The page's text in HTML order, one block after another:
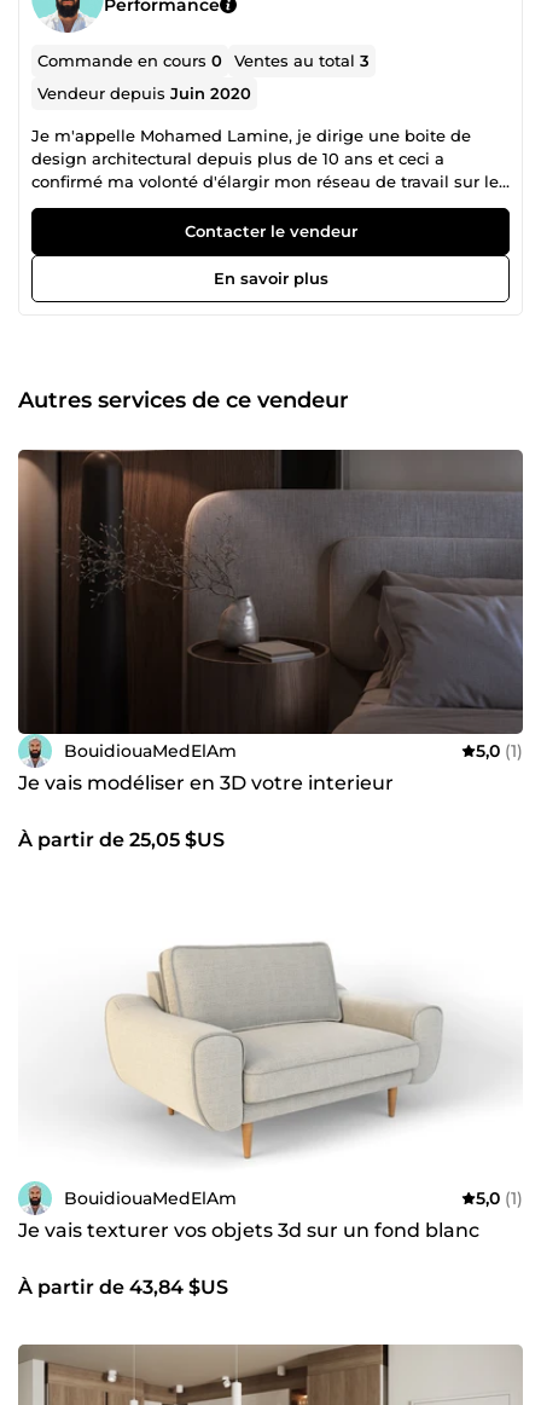
Performance
Commande en cours0 Ventes au total3
Vendeur depuisJuin 2020
Je m'appelle Mohamed Lamine, je dirige une boite de
design architectural depuis plus de 10 ans et ceci a
confirmé ma volonté d'élargir mon réseau de travail sur le
marché mondial.
Contacter le vendeur
En savoir plus
Autres services de ce vendeur
BouidiouaMedElAm 5,0 (1)
Je vais modéliser en 3D votre interieur
À partir de 25,05 $US
BouidiouaMedElAm 5,0 (1)
Je vais texturer vos objets 3d sur un fond blanc
À partir de 43,84 $US